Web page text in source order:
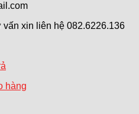
xin liên hệ 082.6226.136
hàng